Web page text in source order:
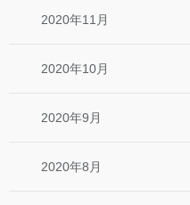
2020年11月
2020年10月
2020年9月
2020年8月